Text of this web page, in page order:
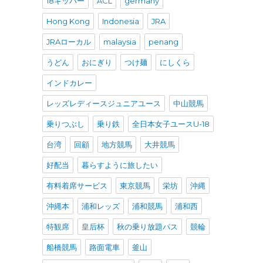
Hong Kong Indonesia JRA
JRAローカル malaysia penang
うどん おにぎり つけ麺 にしくら
インドカレー
レッズレディースジュニアユース 中山競馬
乗りつぶし 乗り鉄 全日本女子ユースU-18
台湾 回顧 地方競馬 大井競馬
好配当 暮らすように旅したい
有料着席サービス 東京競馬 栄坊 沖縄
沖縄本 浦和レッズ 浦和競馬 浦和西
特観席 皇后杯 秋の乗り放題パス 競輪
船橋競馬 路面電車 釜山